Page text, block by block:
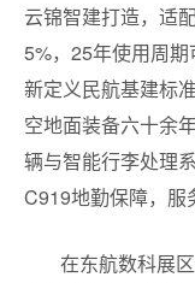
云锦智建打造，适
5%，25年使用周
新定义民航基建标
空地面装备六十余
辆与智能行李处理
C919地勤保障，服
在东航数科展